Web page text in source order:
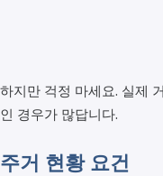
하지만 걱정 마세요. 실제
인 경우가 많답니다.
주거 현황 요건